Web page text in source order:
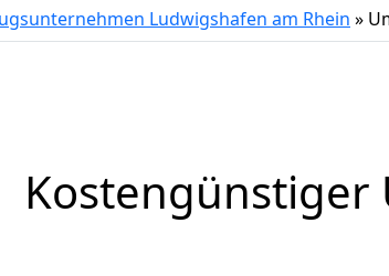
Ludwigshafen am Rhein »
Kostengünstiger